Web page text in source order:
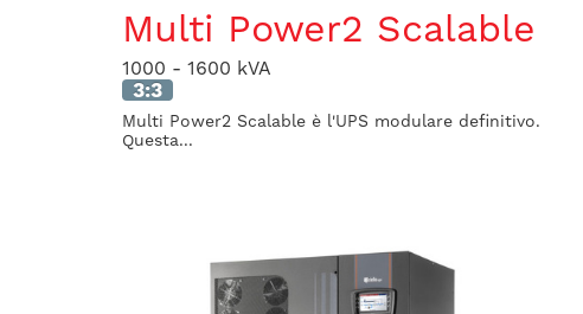
Multi Power2 Scalable
1000 - 1600 kVA
3:3
​Multi Power2 Scalable è l'UPS modulare definitivo.
Questa...